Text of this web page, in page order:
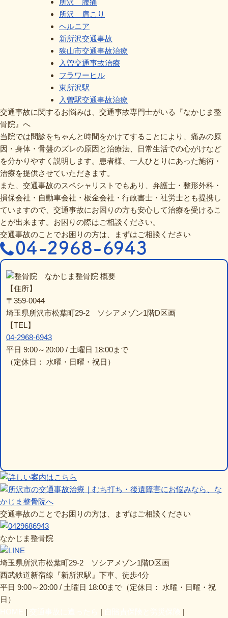
所沢 腰痛
所沢 肩こり
ヘルニア
新所沢交通事故
狭山市交通事故治療
入曽交通事故治療
フラワーヒル
東所沢駅
入曽駅交通事故治療
交通事故に関するお悩みは、交通事故専門士がいる『なかじま整
骨院』へ
当院では問診をちゃんと時間をかけてすることにより、痛みの原
因・身体・骨盤のズレの原因と治療法、日常生活での心がけなど
を分かりやすく説明します。患者様、一人ひとりにあった施術・
治療を提供させていただきます。
また、交通事故のスペシャリストでもあり、弁護士・整形外科・
損保会社・自動車会社・板金会社・行政書士・社労士とも提携し
ていますので、交通事故にお困りの方も安心して治療を受けるこ
とが出来ます。お困りの際はご相談ください。
交通事故のことでお困りの方は、まずはご相談ください
なかじま整骨院 概要
【住所】
〒359-0044
埼玉県所沢市松葉町29-2 ソシアメゾン1階D区画
【TEL】
04-2968-6943
平日 9:00～20:00 / 土曜日 18:00まで
（定休日： 水曜・日曜・祝日）
交通事故のことでお困りの方は、まずはご相談ください
なかじま整骨院
埼玉県所沢市松葉町29-2 ソシアメゾン1階D区画
西武鉄道新宿線『新所沢駅』下車、徒歩4分
平日 9:00～20:00 / 土曜日 18:00まで（定休日： 水曜・日曜・祝
日）